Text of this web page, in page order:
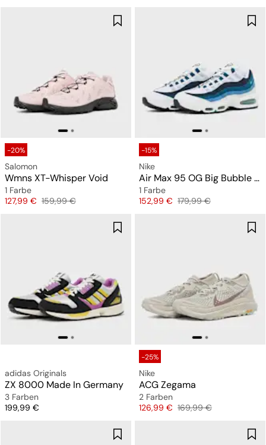
-20%
Salomon
Wmns XT-Whisper Void
1 Farbe
Preis
127,99 € Originalpreis
159,99 €
-15%
Nike
Air Max 95 OG Big Bubble "Slate"
1 Farbe
Preis
152,99 € Originalpreis
179,99 €
adidas Originals
ZX 8000 Made In Germany
3 Farben
Preis
199,99 €
-25%
Nike
ACG Zegama
2 Farben
Preis
126,99 € Originalpreis
169,99 €